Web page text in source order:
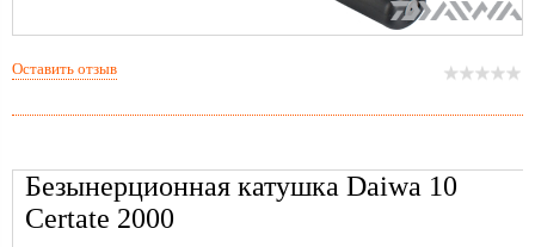
Безынерционная катушка Daiwa 10
Certate 2000
Оставить отзыв